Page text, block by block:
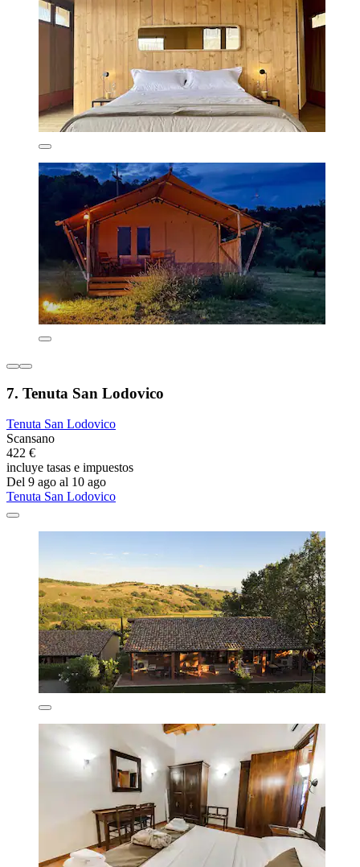
7. Tenuta San Lodovico
Tenuta San Lodovico
Scansano
422 €
incluye tasas e impuestos
Del 9 ago al 10 ago
Tenuta San Lodovico